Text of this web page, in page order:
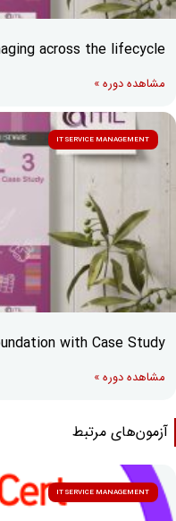
across the lifecycle
مشاهده دوره »
IT SERVICE MANAGEMENT
with Case Study
مشاهده دوره »
مرتبط
IT SERVICE MANAGEMENT